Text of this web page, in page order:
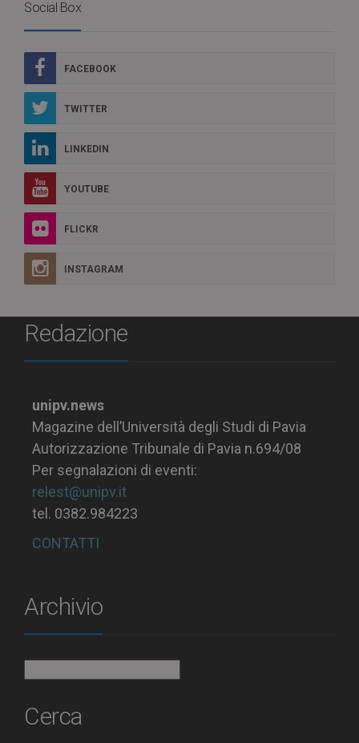
Social Box
FACEBOOK
TWITTER
LINKEDIN
YOUTUBE
FLICKR
INSTAGRAM
Redazione
unipv.news
Magazine dell’Università degli Studi di Pavia
Autorizzazione Tribunale di Pavia n.694/08
Per segnalazioni di eventi:
relest@unipv.it
tel. 0382.984223
CONTATTI
Archivio
Cerca